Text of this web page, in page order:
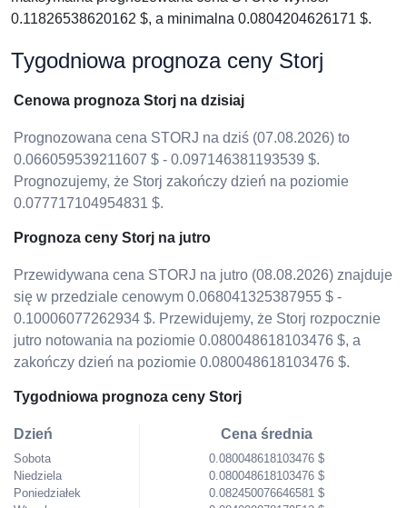
0.11826538620162 $, a minimalna 0.0804204626171 $.
Tygodniowa prognoza ceny Storj
Cenowa prognoza Storj na dzisiaj
Prognozowana cena STORJ na dziś (07.08.2026) to
0.066059539211607 $ - 0.097146381193539 $.
Prognozujemy, że Storj zakończy dzień na poziomie
0.077717104954831 $.
Prognoza ceny Storj na jutro
Przewidywana cena STORJ na jutro (08.08.2026) znajduje
się w przedziale cenowym 0.068041325387955 $ -
0.10006077262934 $. Przewidujemy, że Storj rozpocznie
jutro notowania na poziomie 0.080048618103476 $, a
zakończy dzień na poziomie 0.080048618103476 $.
Tygodniowa prognoza ceny Storj
Dzień
Sobota
Niedziela
Poniedziałek
Cena średnia
0.080048618103476 $
0.080048618103476 $
0.082450076646581 $